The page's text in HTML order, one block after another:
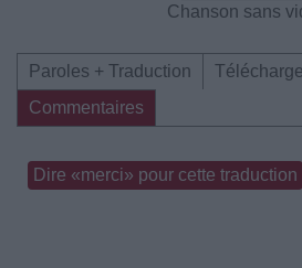
Chanson sans
Paroles + Traduction
Commentaires
Dire «merci» pour cette traduction